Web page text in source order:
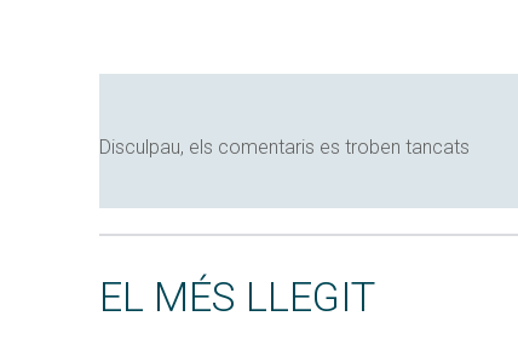
Disculpau, els comentaris es troben tancats
EL MÉS LLEGIT